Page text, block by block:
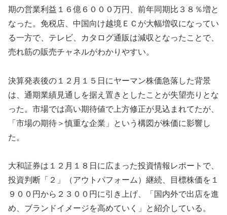
期の営業利益１６億６０００万円、前年同期比３８％増と
なった。免税店、中国向け越境ＥＣが大幅増収になってい
る一方で、テレビ、カタログ通販は減収となったことで、
売れ筋の販売チャネルがわかりやすい。
決算発表後の１２月１５日にヤーマン株価急落した背景
は、通期業績見通しを据え置きとしたことが失望売りとな
った。市場では高い期待値で上方修正が見込まれてたが、
「市場の期待＞慎重な企業」という構図が株価に影響し
た。
大和証券は１２月１８日に広まった投資情報レポートで、
投資判断「２」（アウトパフォーム）継続、目標株価を１
９００円から２３００円に引き上げ、「国内外で出店を進
め、ブランドイメージを高めていく」と紹介している。